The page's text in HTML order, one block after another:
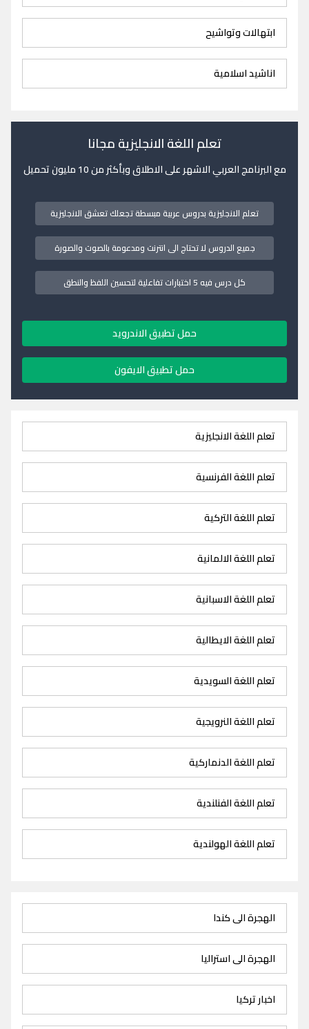
ابتهالات وتواشيح
اناشيد اسلامية
تعلم اللغة الانجليزية مجانا
مع البرنامج العربي الاشهر على الاطلاق وبأكثر من 10 مليون تحميل
تعلم الانجليزية بدروس عربية مبسطة تجعلك تعشق الانجليزية
جميع الدروس لا تحتاج الى انترنت ومدعومة بالصوت والصورة
كل درس فيه 5 اختبارات تفاعلية لتحسين اللفظ والنطق
حمل تطبيق الاندرويد
حمل تطبيق الايفون
تعلم اللغة الانجليزية
تعلم اللغة الفرنسية
تعلم اللغة التركية
تعلم اللغة الالمانية
تعلم اللغة الاسبانية
تعلم اللغة الايطالية
تعلم اللغة السويدية
تعلم اللغة النرويجية
تعلم اللغة الدنماركية
تعلم اللغة الفنلندية
تعلم اللغة الهولندية
الهجرة الى كندا
الهجرة الى استراليا
اخبار تركيا